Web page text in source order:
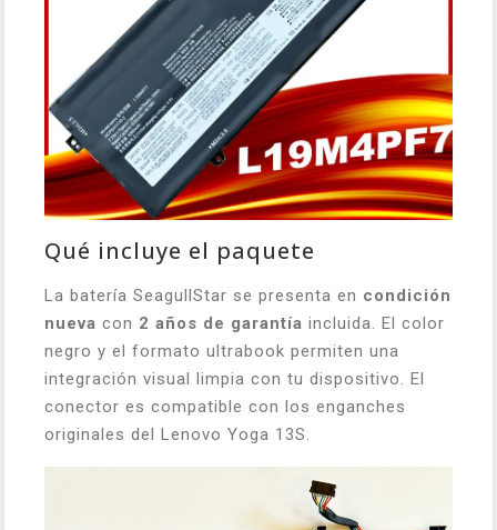
Qué incluye el paquete
La batería SeagullStar se presenta en condición
nueva con 2 años de garantía incluida. El color
negro y el formato ultrabook permiten una
integración visual limpia con tu dispositivo. El
conector es compatible con los enganches
originales del Lenovo Yoga 13S.